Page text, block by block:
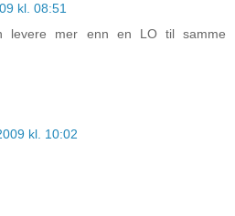
kl. 08:51
levere mer enn en LO til samme
kl. 10:02